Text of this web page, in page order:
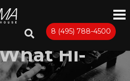
8 (495) 788-4500
Meta:
Hi-